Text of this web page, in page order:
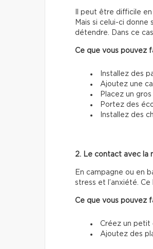
Il peut être difficile
Mais si celui-ci
détendre. Dans ce
Ce que vous pouvez
Installez des
Ajoutez une
Placez un
Portez des
Installez des
2. Le contact avec la
En campagne ou en
stress et l’anxiété.
Ce que vous pouvez
Créez un petit
Ajoutez des